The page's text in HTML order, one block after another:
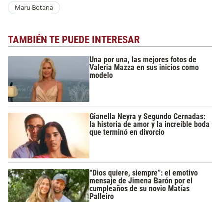
Maru Botana
TAMBIÉN TE PUEDE INTERESAR
Una por una, las mejores fotos de
Valeria Mazza en sus inicios como
modelo
Gianella Neyra y Segundo Cernadas:
la historia de amor y la increíble boda
que terminó en divorcio
“Dios quiere, siempre”: el emotivo
mensaje de Jimena Barón por el
cumpleaños de su novio Matías
Palleiro